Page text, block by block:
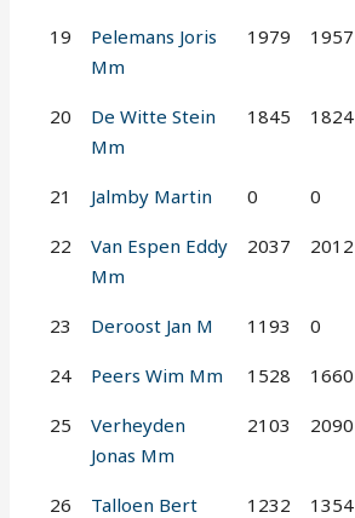
19
Pelemans Joris
Mm
1979 1957
20
De Witte Stein
Mm
1845 1824
21 Jalmby Martin 0 0
22
Van Espen Eddy
Mm
2037 2012
23 Deroost Jan M 1193 0
24 Peers Wim Mm 1528 1660
25
Verheyden
Jonas Mm
2103 2090
26
Talloen Bert
1232 1354